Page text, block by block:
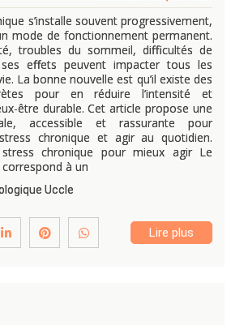
s’installe souvent progressivement,
mode de fonctionnement permanent.
troubles du sommeil, difficultés de
effets peuvent impacter tous les
La bonne nouvelle est qu’il existe des
pour en réduire l’intensité et
être durable. Cet article propose une
accessible et rassurante pour
chronique et agir au quotidien.
chronique pour mieux agir Le
à un
Uccle
Lire plus